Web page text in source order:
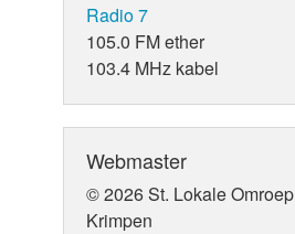
Radio 7
105.0 FM ether
103.4 MHz kabel
Webmaster
© 2026 St. Lokale Omroep
Krimpen